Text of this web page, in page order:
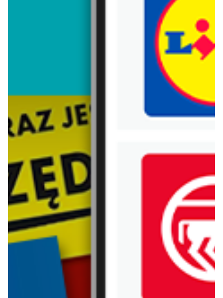
Trafiłeś na nieaktualną gazetkę
Zobacz aktualne gazetki Blix!
od dziś
Kaufland
od dziś
Oferta od czwartku
WIĘCEJ GAZETEK